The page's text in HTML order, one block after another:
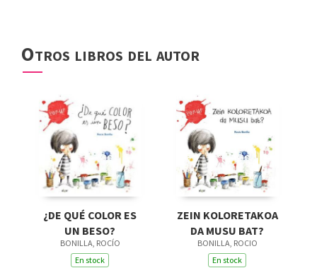
Otros libros del autor
¿DE QUÉ COLOR ES
UN BESO?
BONILLA, ROCÍO
En stock
ZEIN KOLORETAKOA
DA MUSU BAT?
BONILLA, ROCIO
En stock